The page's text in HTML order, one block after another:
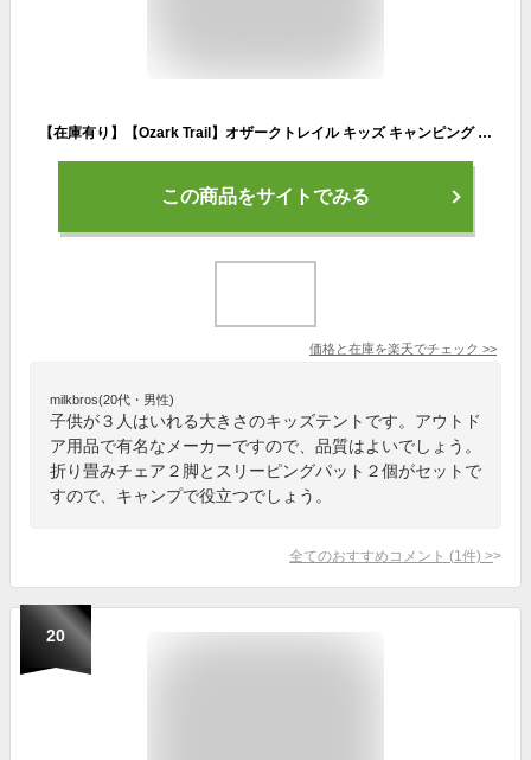
【在庫有り】【Ozark Trail】オザークトレイル キッズ キャンピング キットキッズテント用 テント チェア スリーピングパッド セット 【サイズ 約L214cm×W153cm×H102cm】 Outdoor 簡単収納 アウトドア キャンプ
この商品をサイトでみる
価格と在庫を楽天でチェック >>
milkbros(20代・男性)
子供が３人はいれる大きさのキッズテントです。アウトド
ア用品で有名なメーカーですので、品質はよいでしょう。
折り畳みチェア２脚とスリーピングパット２個がセットで
すので、キャンプで役立つでしょう。
全てのおすすめコメント (1 件) >
20